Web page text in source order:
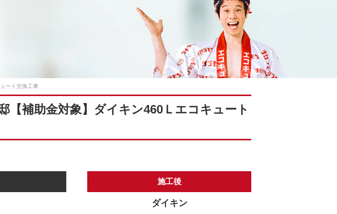
ート交換工事
【補助金対象】ダイキン460Ｌエコキュート
施工後
ダイキン